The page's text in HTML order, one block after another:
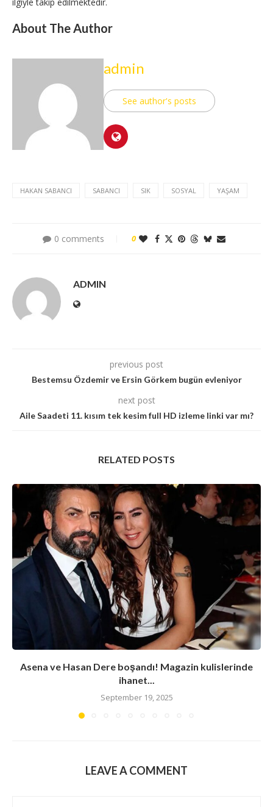
About The Author
admin
See author's posts
HAKAN SABANCI SABANCI SIK SOSYAL YAŞAM
0 comments 0
ADMIN
previous post
Bestemsu Özdemir ve Ersin Görkem bugün evleniyor
next post
Aile Saadeti 11. kısım tek kesim full HD izleme linki var mı?
RELATED POSTS
Asena ve Hasan Dere boşandı! Magazin kulislerinde
ihanet...
September 19, 2025
LEAVE A COMMENT